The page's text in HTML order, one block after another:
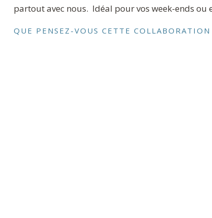
partout avec nous. Idéal pour vos week-ends ou
QUE PENSEZ-VOUS CETTE COLLABORATION